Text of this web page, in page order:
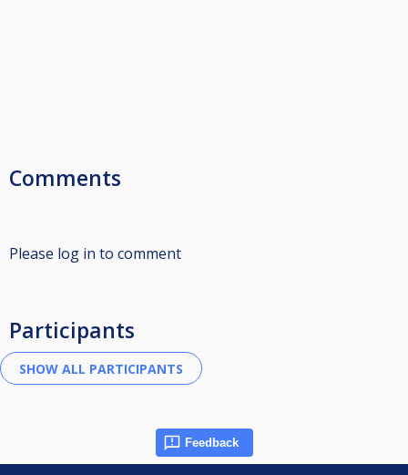
Comments
Please log in to comment
Participants
Feedback